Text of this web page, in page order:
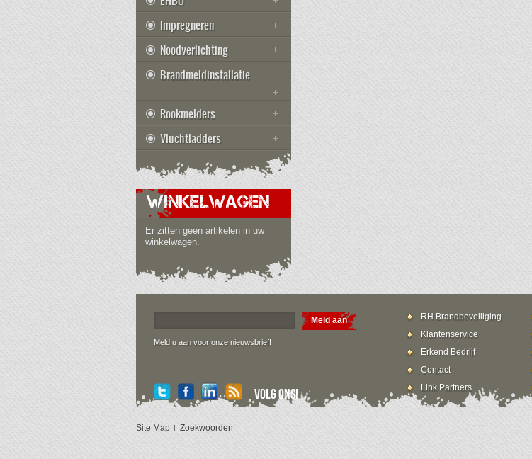
Impregneren
Noodverlichting
Brandmeldinstallatie
Rookmelders
Vluchtladders
WINKELWAGEN
Er zitten geen artikelen in uw
winkelwagen.
Meld aan
Meld u aan voor onze nieuwsbrief!
RH Brandbeveiliging
Klantenservice
Erkend Bedrijf
Contact
Link Partners
Volg ons!
Site Map Zoekwoorden